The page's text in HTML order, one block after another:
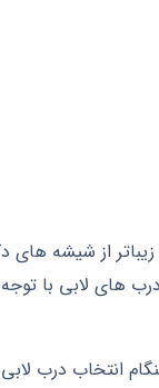
از شیشه
های لابی با
انتخاب درب لابی